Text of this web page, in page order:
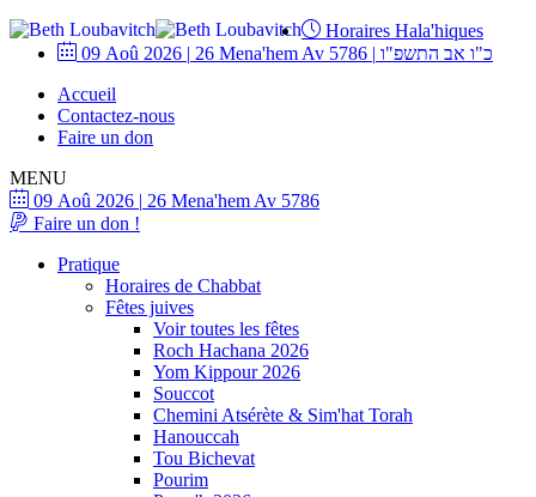
Horaires Hala'hiques
09 Aoû 2026 | 26 Mena'hem Av 5786 | כ"ו אב התשפ"ו
Accueil
Contactez-nous
Faire un don
MENU
09 Aoû 2026 | 26 Mena'hem Av 5786
Faire un don !
Pratique
Horaires de Chabbat
Fêtes juives
Voir toutes les fêtes
Roch Hachana 2026
Yom Kippour 2026
Souccot
Chemini Atsérète & Sim'hat Torah
Hanouccah
Tou Bichevat
Pourim